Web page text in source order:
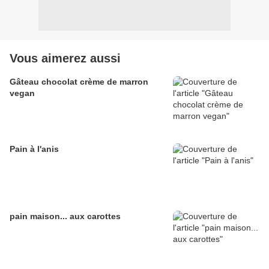
Vous aimerez aussi
Gâteau chocolat crème de marron
vegan
Pain à l'anis
pain maison... aux carottes